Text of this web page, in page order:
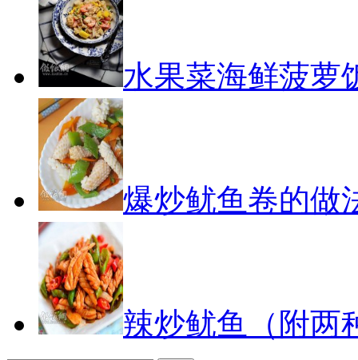
水果菜海鲜菠萝
爆炒鱿鱼卷的做
辣炒鱿鱼（附两